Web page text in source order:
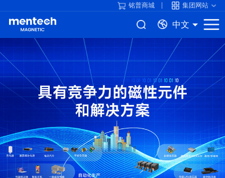
铭普商城 集团网站
中文